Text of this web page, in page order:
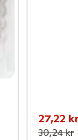
27,22
30,24 kr